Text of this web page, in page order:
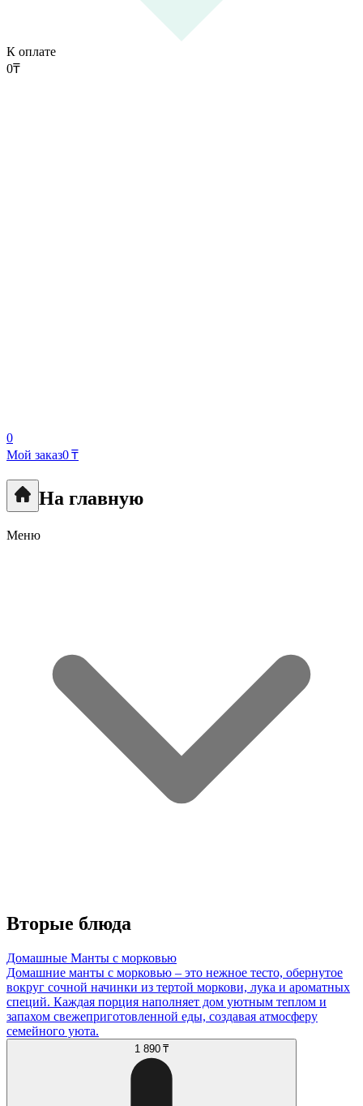
К оплате
0₸
0
Мой заказ0 ₸
На главную
Меню
Вторые блюда
Домашные Манты с морковью
Домашние манты с морковью – это нежное тесто, обернутое
вокруг сочной начинки из тертой моркови, лука и ароматных
специй. Каждая порция наполняет дом уютным теплом и
запахом свежеприготовленной еды, создавая атмосферу
семейного уюта.
1 890 ₸